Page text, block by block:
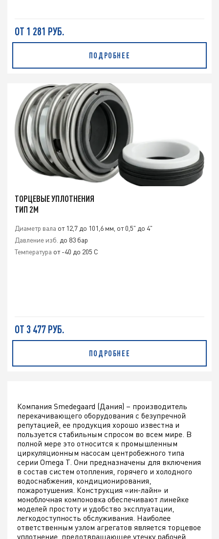
ОТ 1 281 РУБ.
ПОДРОБНЕЕ
ТОРЦЕВЫЕ УПЛОТНЕНИЯ
ТИП 2M
Диаметр вала от 12,7 до 101,6 мм, от 0,5" до 4"
Давление изб. до 83 бар
Температура от -40 до 205 C
ОТ 3 477 РУБ.
ПОДРОБНЕЕ
Компания Smedegaard (Дания) – производитель
перекачивающего оборудования с безупречной
репутацией, ее продукция хорошо известна и
пользуется стабильным спросом во всем мире. В
полной мере это относится к промышленным
циркуляционным насосам центробежного типа
серии Omega T. Они предназначены для включения
в состав систем отопления, горячего и холодного
водоснабжения, кондиционирования,
пожаротушения. Конструкция «ин-лайн» и
моноблочная компоновка обеспечивают линейке
моделей простоту и удобство эксплуатации,
легкодоступность обслуживания. Наиболее
ответственным узлом агрегатов является торцевое
уплотнение, предотвращающее утечку рабочей